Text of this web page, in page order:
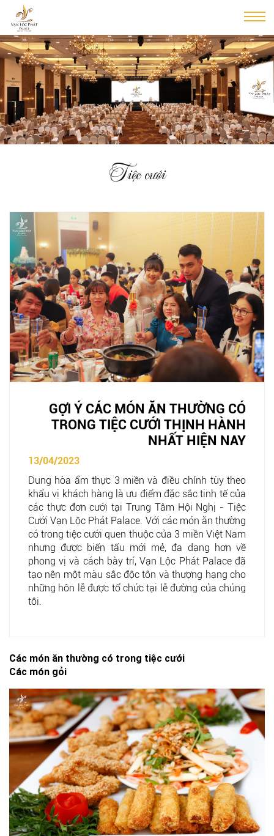
Tiệc cưới
GỢI Ý CÁC MÓN ĂN THƯỜNG CÓ
TRONG TIỆC CƯỚI THỊNH HÀNH
NHẤT HIỆN NAY
13/04/2023
Dung hòa ẩm thực 3 miền và điều chỉnh tùy theo
khẩu vị khách hàng là ưu điểm đặc sắc tinh tế của
các thực đơn cưới tại Trung Tâm Hội Nghị - Tiệc
Cưới Vạn Lộc Phát Palace. Với các món ăn thường
có trong tiệc cưới quen thuộc của 3 miền Việt Nam
nhưng được biến tấu mới mẻ, đa dạng hơn về
phong vị và cách bày trí, Vạn Lộc Phát Palace đã
tạo nên một màu sắc độc tôn và thượng hạng cho
những hôn lễ được tổ chức tại lễ đường của chúng
tôi.
Các món ăn thường có trong tiệc cưới
Các món gỏi